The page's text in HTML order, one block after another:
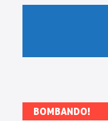
BOMBANDO!